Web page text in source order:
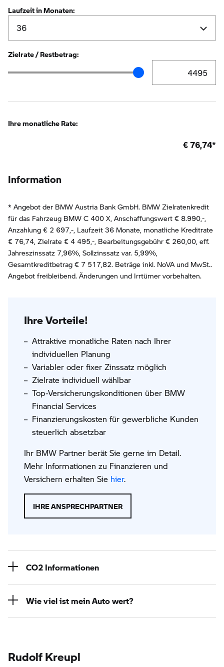
Laufzeit in Monaten:
Zielrate / Restbetrag:
Zielrate / Restbetrag Schieberegler
Ihre monatliche Rate:
€76,74*
Information
* Angebot der BMW Austria Bank GmbH. BMW Zielratenkredit
für das Fahrzeug BMW C 400 X, Anschaffungswert € 8.990,-,
Anzahlung € 2 697,-, Laufzeit 36 Monate, monatliche Kreditrate
€ 76,74, Zielrate € 4 495,-, Bearbeitungsgebühr € 260,00, eff.
Jahreszinssatz 7,96%, Sollzinssatz var. 5,99%,
Gesamtkreditbetrag € 7 517,82. Beträge inkl. NoVA und MwSt..
Angebot freibleibend. Änderungen und Irrtümer vorbehalten.
Ihre Vorteile!
Attraktive monatliche Raten nach Ihrer
individuellen Planung
Variabler oder fixer Zinssatz möglich
Zielrate individuell wählbar
Top-Versicherungskonditionen über BMW
Financial Services
Finanzierungskosten für gewerbliche Kunden
steuerlich absetzbar
Ihr BMW Partner berät Sie gerne im Detail.
Mehr Informationen zu Finanzieren und
Versichern erhalten Sie hier.
IHRE ANSPRECHPARTNER
CO2 Informationen
Wie viel ist mein Auto wert?
Rudolf Kreupl